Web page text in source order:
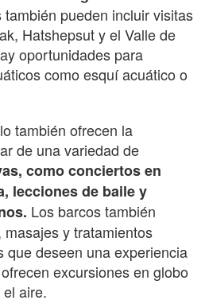
pueden incluir visitas
Hatshepsut y el Valle de
oportunidades para
como esquí acuático o
también ofrecen la
de una variedad de
como conciertos en
lecciones de baile y
Los barcos también
y tratamientos
que deseen una experiencia
excursiones en globo
aire.